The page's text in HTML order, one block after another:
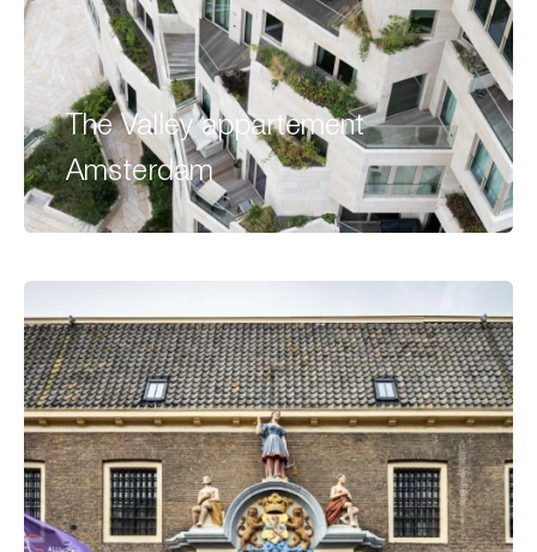
The Valley appartement
Amsterdam